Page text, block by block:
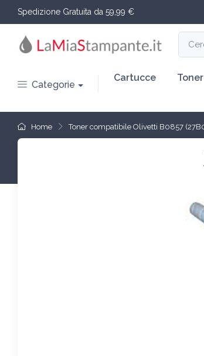
Spedizione Gratuita da 59,99 €
Categorie
Cartucce Toner
Home Toner compatibile Olivetti B0857